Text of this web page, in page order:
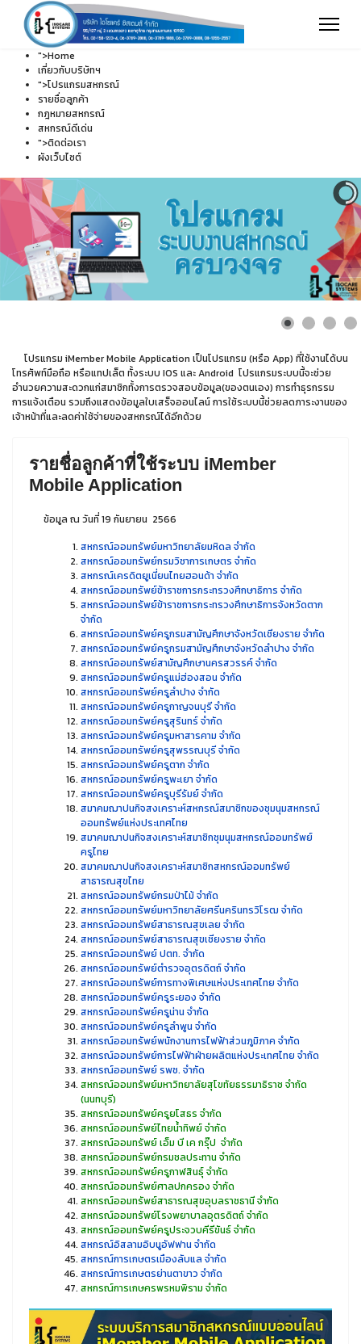
">Home
เกี่ยวกับบริษัทฯ
">โปรแกรมสหกรณ์
รายชื่อลูกค้า
กฎหมายสหกรณ์
สหกรณ์ดีเด่น
">ติดต่อเรา
ผังเว็บไซต์
โปรแกรม iMember Mobile Application เป็นโปรแกรม (หรือ App) ที่ใช้งานได้บน
โทรศัพท์มือถือ หรือแทปเล็ต ทั้งระบบ IOS และ Android โปรแกรมระบบนี้จะช่วย
อำนวยความสะดวกแก่สมาชิกทั้งการตรวจสอบข้อมูล(ของตนเอง) การทำธุรกรรม
การแจ้งเตือน รวมถึงแสดงข้อมูลใบเสร็จออนไลน์ การใช้ระบบนี้ช่วยลดภาระงานของ
เจ้าหน้าที่และลดค่าใช้จ่ายของสหกรณ์ได้อีกด้วย
รายชื่อลูกค้าที่ใช้ระบบ iMember
Mobile Application
ข้อมูล ณ วันที่ 19 กันยายน 2566
สหกรณ์ออมทรัพย์มหาวิทยาลัยมหิดล จำกัด
สหกรณ์ออมทรัพย์กรมวิชาการเกษตร จำกัด
สหกรณ์เครดิตยูเนี่ยนไทยฮอนด้า จำกัด
สหกรณ์ออมทรัพย์ข้าราชการกระทรวงศึกษาธิการ จำกัด
สหกรณ์ออมทรัพย์ข้าราชการกระทรวงศึกษาธิการจังหวัดตาก
จำกัด
สหกรณ์ออมทรัพย์ครูกรมสามัญศึกษาจังหวัดเชียงราย จำกัด
สหกรณ์ออมทรัพย์ครูกรมสามัญศึกษาจังหวัดลำปาง จำกัด
สหกรณ์ออมทรัพย์สามัญศึกษานครสวรรค์ จำกัด
สหกรณ์ออมทรัพย์ครูแม่ฮ่องสอน จำกัด
สหกรณ์ออมทรัพย์ครูลำปาง จำกัด
สหกรณ์ออมทรัพย์ครูกาญจนบุรี จำกัด
สหกรณ์ออมทรัพย์ครูสุรินทร์ จำกัด
สหกรณ์ออมทรัพย์ครูมหาสารคาม จำกัด
สหกรณ์ออมทรัพย์ครูสุพรรณบุรี จำกัด
สหกรณ์ออมทรัพย์ครูตาก จำกัด
สหกรณ์ออมทรัพย์ครูพะเยา จำกัด
สหกรณ์ออมทรัพย์ครูบุรีรัมย์ จำกัด
สมาคมฌาปนกิจสงเคราะห์สหกรณ์สมาชิกของชุมนุมสหกรณ์
ออมทรัพย์แห่งประเทศไทย
สมาคมฌาปนกิจสงเคราะห์สมาชิกชุมนุมสหกรณ์ออมทรัพย์
ครูไทย
สมาคมฌาปนกิจสงเคราะห์สมาชิกสหกรณ์ออมทรัพย์
สาธารณสุขไทย
สหกรณ์ออมทรัพย์กรมป่าไม้ จำกัด
สหกรณ์ออมทรัพย์มหาวิทยาลัยศรีนครินทรวิโรฒ จำกัด
สหกรณ์ออมทรัพย์สาธารณสุขเลย จำกัด
สหกรณ์ออมทรัพย์สาธารณสุขเชียงราย จำกัด
สหกรณ์ออมทรัพย์ ปตท. จำกัด
สหกรณ์ออมทรัพย์ตำรวจอุตรดิตถ์ จำกัด
สหกรณ์ออมทรัพย์การทางพิเศษแห่งประเทศไทย จำกัด
สหกรณ์ออมทรัพย์ครูระยอง จำกัด
สหกรณ์ออมทรัพย์ครูน่าน จำกัด
สหกรณ์ออมทรัพย์ครูลำพูน จำกัด
สหกรณ์ออมทรัพย์พนักงานการไฟฟ้าส่วนภูมิภาค จำกัด
สหกรณ์ออมทรัพย์การไฟฟ้าฝ่ายผลิตแห่งประเทศไทย จำกัด
สหกรณ์ออมทรัพย์ รพช. จำกัด
สหกรณ์ออมทรัพย์มหาวิทยาลัยสุโขทัยธรรมาธิราช จำกัด
(นนทบุรี)
สหกรณ์ออมทรัพย์ครูยโสธร จำกัด
สหกรณ์ออมทรัพย์ไทยน้ำทิพย์ จำกัด
สหกรณ์ออมทรัพย์ เอ็ม บี เค กรุ๊ป จำกัด
สหกรณ์ออมทรัพย์กรมชลประทาน จำกัด
สหกรณ์ออมทรัพย์ครูกาฬสินธุ์ จำกัด
สหกรณ์ออมทรัพย์ศาลปกครอง จำกัด
สหกรณ์ออมทรัพย์สาธารณสุขอุบลราชธานี จำกัด
สหกรณ์ออมทรัพย์โรงพยาบาลอุตรดิตถ์ จำกัด
สหกรณ์ออมทรัพย์ครูประจวบคีรีขันธ์ จำกัด
สหกรณ์อิสลามอิบนูอัฟฟาน จำกัด
สหกรณ์การเกษตรเมืองลับแล จำกัด
สหกรณ์การเกษตรย่านตาขาว จำกัด
สหกรณ์การเกษครพรหมพิราม จำกัด